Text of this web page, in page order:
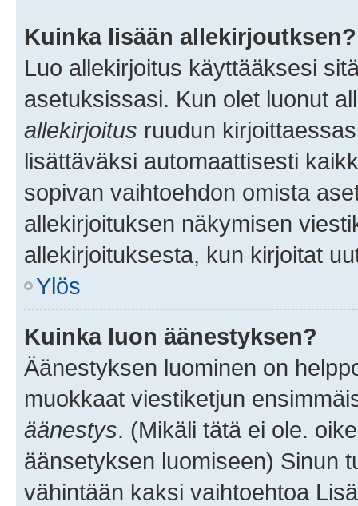
Kuinka lisään allekirjoutksen?
Luo allekirjoitus käyttääksesi
asetuksissasi. Kun olet luonut
allekirjoitus ruudun
lisättäväksi automaattisesti
sopivan vaihtoehdon omista
allekirjoituksen näkymisen
allekirjoituksesta, kun kirjoitat
Ylös
Kuinka luon äänestyksen?
Äänestyksen luominen on
muokkaat viestiketjun
äänestys. (Mikäli tätä ei ole.
äänsetyksen luomiseen) Sinun
vähintään kaksi vaihtoehtoa